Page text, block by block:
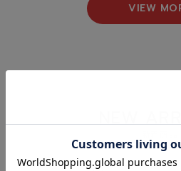
VIEW
NEW